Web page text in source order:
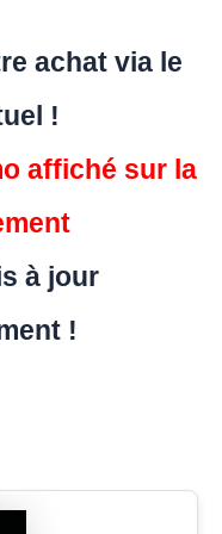
achat via le
!
affiché sur la
à jour
!